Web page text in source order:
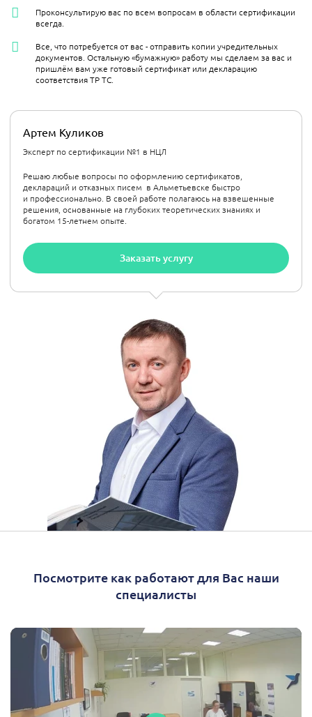
Артем Куликов
Эксперт по сертификации №1 в НЦЛ
Решаю любые вопросы по оформлению сертификатов,
деклараций и отказных писем в Альметьевске быстро
и профессионально. В своей работе полагаюсь на взвешенные
решения, основанные на глубоких теоретических знаниях и
богатом 15-летнем опыте.
Заказать услугу
Проконсультирую вас по всем вопросам в области сертификации
всегда.
Все, что потребуется от вас - отправить копии учредительных
документов. Остальную «бумажную» работу мы сделаем за вас и
пришлём вам уже готовый сертификат или декларацию
соответствия ТР ТС.
Посмотрите как работают для Вас наши
специалисты